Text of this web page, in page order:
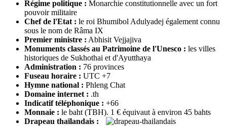
Régime politique : Monarchie constitutionnelle avec un fort
pouvoir militaire
Chef de l'Etat : le roi Bhumibol Adulyadej également connu
sous le nom de Râma IX
Premier ministre : Abhisit Vejjajiva
Monuments classés au Patrimoine de l'Unesco : les villes
historiques de Sukhothai et d'Ayutthaya
Administration : 76 provinces
Fuseau horaire : UTC +7
Hymne national : Phleng Chat
Domaine internet : .th
Indicatif téléphonique : +66
Monnaie : le baht (TBH). 1 € équivaut à environ 45 bahts
Drapeau thaïlandais :